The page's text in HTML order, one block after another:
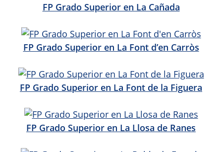
FP Grado Superior en La Cañada
FP Grado Superior en La Font d’en Carròs
FP Grado Superior en La Font de la Figuera
FP Grado Superior en La Llosa de Ranes